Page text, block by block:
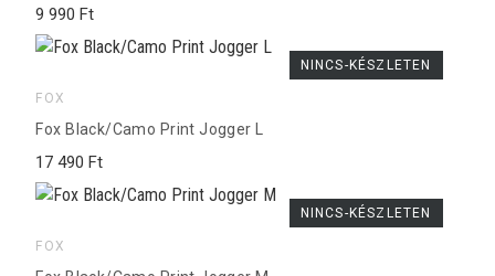
9 990 Ft
FOX
Fox Black/Camo Print Jogger L
17 490 Ft
NINCS-KÉSZLETEN
FOX
NINCS-KÉSZLETEN